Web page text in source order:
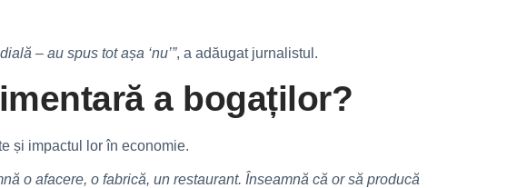
– au spus tot așa ‘nu’”, a adăugat jurnalistul.
a bogaților?
și impactul lor în economie.
o afacere, o fabrică, un restaurant. Înseamnă că or să producă